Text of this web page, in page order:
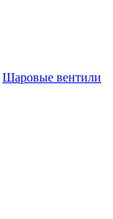
Шаровые вентили